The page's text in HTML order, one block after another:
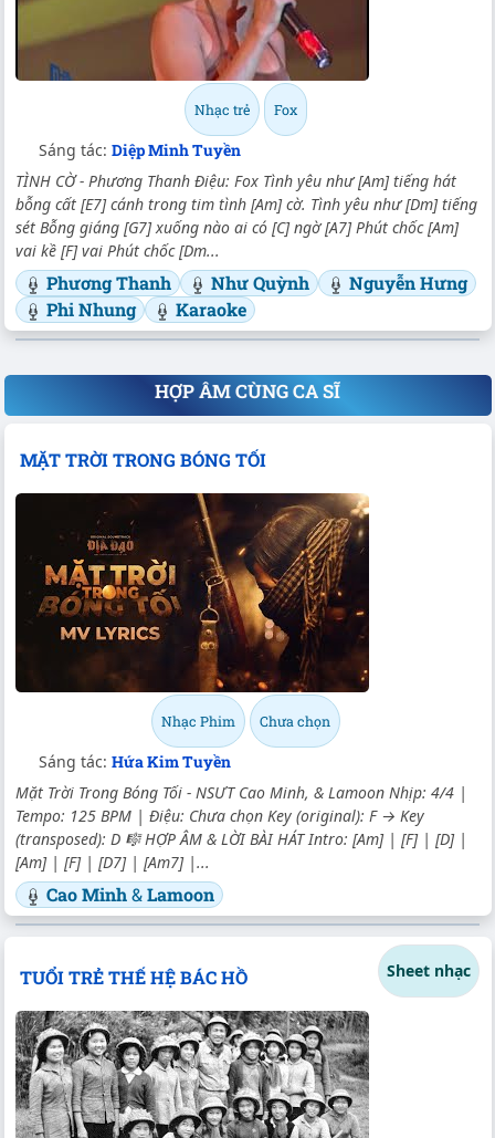
Nhạc trẻ Fox
Sáng tác: Diệp Minh Tuyền
TÌNH CỜ - Phương Thanh Điệu: Fox Tình yêu như [Am] tiếng hát
bỗng cất [E7] cánh trong tim tình [Am] cờ. Tình yêu như [Dm] tiếng
sét Bỗng giáng [G7] xuống nào ai có [C] ngờ [A7] Phút chốc [Am]
vai kề [F] vai Phút chốc [Dm...
Phương Thanh Như Quỳnh
Nguyễn Hưng
Phi Nhung
Karaoke
HỢP ÂM CÙNG CA SĨ
MẶT TRỜI TRONG BÓNG TỐI
Nhạc Phim Chưa chọn
Sáng tác: Hứa Kim Tuyền
Mặt Trời Trong Bóng Tối - NSƯT Cao Minh, & Lamoon Nhịp: 4/4 |
Tempo: 125 BPM | Điệu: Chưa chọn Key (original): F → Key
(transposed): D 🎼 HỢP ÂM & LỜI BÀI HÁT Intro: [Am] | [F] | [D] |
[Am] | [F] | [D7] | [Am7] |...
Cao Minh&Lamoon
TUỔI TRẺ THẾ HỆ BÁC HỒ Sheet nhạc